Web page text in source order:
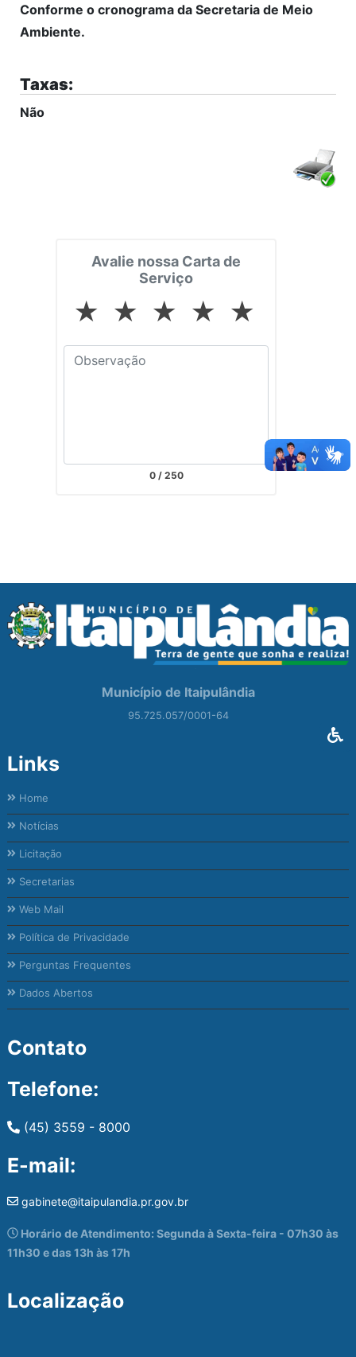
Conforme o cronograma da Secretaria de Meio
Ambiente.
Taxas:
Não
Avalie nossa Carta de
Serviço
★ ★ ★ ★ ★
0/ 250
Município de Itaipulândia
95.725.057/0001-64
Links
Home
Notícias
Licitação
Secretarias
Web Mail
Política de Privacidade
Perguntas Frequentes
Dados Abertos
Contato
Telefone:
(45) 3559 - 8000
E-mail:
gabinete@itaipulandia.pr.gov.br
Horário de Atendimento: Segunda à Sexta-feira - 07h30 às
11h30 e das 13h às 17h
Localização